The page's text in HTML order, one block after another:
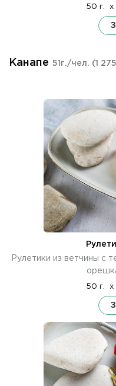
50 г. x
Канапе 51г./чел. (1
Рулетики из ветчины с
50 г. x